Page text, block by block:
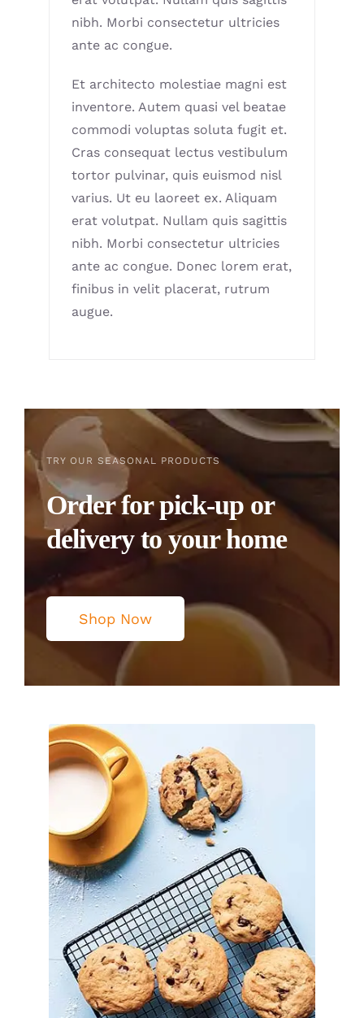
nibh. Morbi consectetur ultricies
ante ac congue.
Et architecto molestiae magni est
inventore. Autem quasi vel beatae
commodi voluptas soluta fugit et.
Cras consequat lectus vestibulum
tortor pulvinar, quis euismod nisl
varius. Ut eu laoreet ex. Aliquam
erat volutpat. Nullam quis sagittis
nibh. Morbi consectetur ultricies
ante ac congue. Donec lorem erat,
finibus in velit placerat, rutrum
augue.
TRY OUR SEASONAL PRODUCTS
Order for pick-up or
delivery to your home
Shop Now